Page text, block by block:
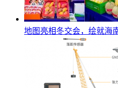
地图亮相冬交会，绘就海